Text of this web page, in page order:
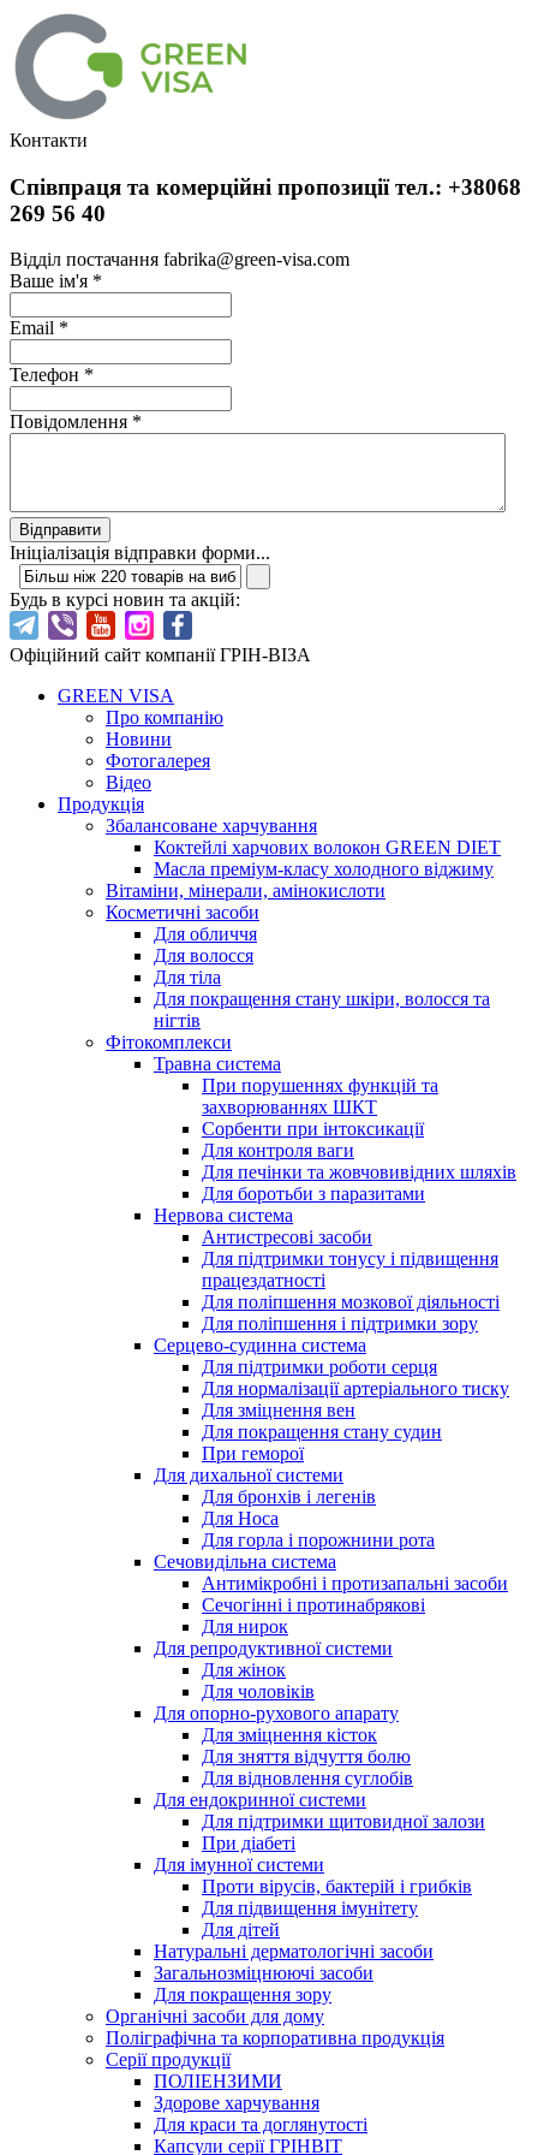
Контакти
Співпраця та комерційні пропозиції тел.: +38068
269 56 40
Відділ постачання fabrika@green-visa.com
Ваше ім'я *
Email *
Телефон *
Повідомлення *
Відправити
Ініціалізація відправки форми...
Будь в курсі новин та акцій:
Офіційний сайт компанії ГРІН-ВІЗА
GREEN VISA
Про компанію
Новини
Фотогалерея
Відео
Продукція
Збалансоване харчування
Коктейлі харчових волокон GREEN DIET
Масла преміум-класу холодного віджиму
Вітаміни, мінерали, амінокислоти
Косметичні засоби
Для обличчя
Для волосся
Для тіла
Для покращення стану шкіри, волосся та
нігтів
Фітокомплекси
Травна система
При порушеннях функцій та
захворюваннях ШКТ
Сорбенти при інтоксикації
Для контроля ваги
Для печінки та жовчовивідних шляхів
Для боротьби з паразитами
Нервова система
Антистресові засоби
Для підтримки тонусу і підвищення
працездатності
Для поліпшення мозкової діяльності
Для поліпшення і підтримки зору
Серцево-судинна система
Для підтримки роботи серця
Для нормалізації артеріального тиску
Для зміцнення вен
Для покращення стану судин
При геморої
Для дихальної системи
Для бронхів і легенів
Для Носа
Для горла і порожнини рота
Сечовидільна система
Антимікробні і протизапальні засоби
Сечогінні і протинабрякові
Для нирок
Для репродуктивної системи
Для жінок
Для чоловіків
Для опорно-рухового апарату
Для зміцнення кісток
Для зняття відчуття болю
Для відновлення суглобів
Для ендокринної системи
Для підтримки щитовидної залози
При діабеті
Для імунної системи
Проти вірусів, бактерій і грибків
Для підвищення імунітету
Для дітей
Натуральні дерматологічні засоби
Загальнозміцнюючі засоби
Для покращення зору
Органічні засоби для дому
Поліграфічна та корпоративна продукція
Серії продукції
ПОЛІЕНЗИМИ
Здорове харчування
Для краси та доглянутості
Капсули серії ГРІНВІТ